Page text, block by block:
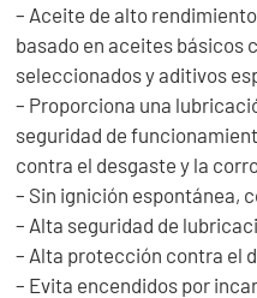
– Aceite de alto
basado en aceites básicos
seleccionados y aditivos
– Proporciona una
seguridad de
contra el desgaste y la
– Sin ignición espontánea,
– Alta seguridad de
– Alta protección contra el
– Evita encendidos por